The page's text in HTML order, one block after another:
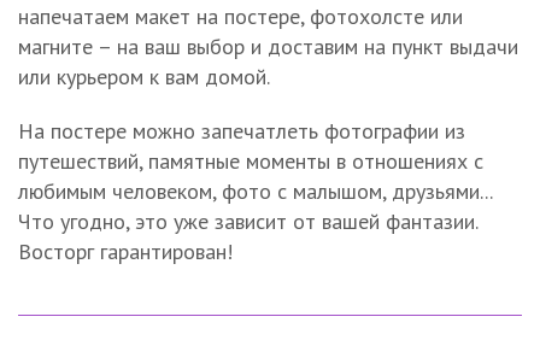
напечатаем макет на постере, фотохолсте или
магните – на ваш выбор и доставим на пункт выдачи
или курьером к вам домой.
На постере можно запечатлеть фотографии из
путешествий, памятные моменты в отношениях с
любимым человеком, фото с малышом, друзьями...
Что угодно, это уже зависит от вашей фантазии.
Восторг гарантирован!